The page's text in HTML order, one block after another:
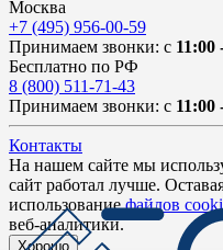
Москва
+7 (495) 956-00-59
Принимаем звонки: с 11:00
Бесплатно по РФ
8 (800) 511-71-43
Принимаем звонки: с 11:00
Контакты
На нашем сайте мы
сайт работал лучше.
использованиефайлов
веб-аналитики.
Хорошо